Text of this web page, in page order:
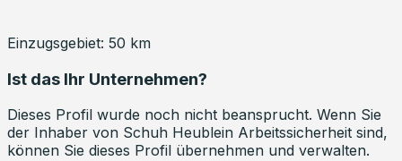
Einzugsgebiet: 50 km
Ist das Ihr Unternehmen?
Dieses Profil wurde noch nicht beansprucht. Wenn Sie
der Inhaber von Schuh Heublein Arbeitssicherheit sind,
können Sie dieses Profil übernehmen und verwalten.